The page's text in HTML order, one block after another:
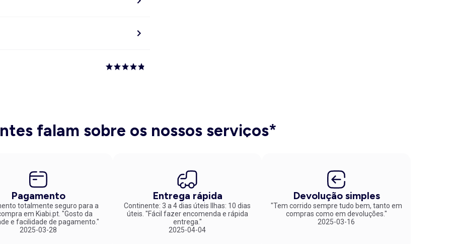
falam sobre os nossos serviços*
Pagamento
totalmente seguro para a
em Kiabi.pt. "Gosto da
e facilidade de pagamento."
2025-03-28
Entrega rápida
Continente: 3 a 4 dias úteis Ilhas: 10 dias
úteis. "Fácil fazer encomenda e rápida
entrega."
2025-04-04
Devolução simples
"Tem corrido sempre tudo bem, tanto em
compras como em devoluções."
2025-03-16